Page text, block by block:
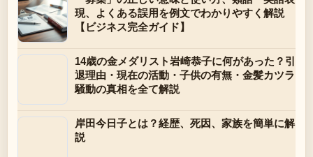
現、よくある誤用を例文でわかりやすく解説
【ビジネス完全ガイド】
14歳の金メダリスト岩崎恭子に何があった？引
退理由・現在の活動・子供の有無・金髪カツラ
騒動の真相を全て解説
岸田今日子とは？経歴、死因、家族を簡単に解
説